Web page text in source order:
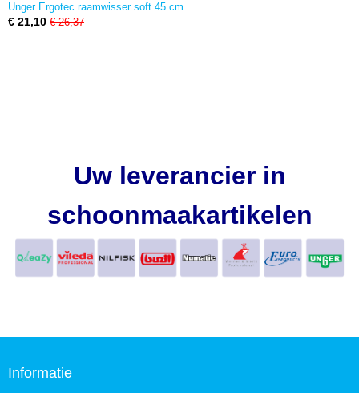
Unger Ergotec raamwisser soft 45 cm
€ 21,10 € 26,37
Uw leverancier in
schoonmaakartikelen
Informatie